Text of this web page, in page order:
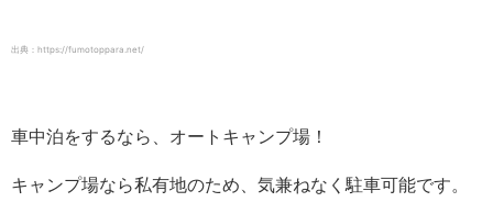
出典：https://fumotoppara.net/
車中泊をするなら、オートキャンプ場！
キャンプ場なら私有地のため、気兼ねなく駐車可能です。